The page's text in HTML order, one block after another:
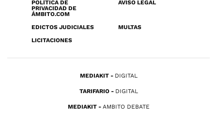
POLÍTICA DE
PRIVACIDAD DE
ÁMBITO.COM
AVISO LEGAL
EDICTOS JUDICIALES
MULTAS
LICITACIONES
MEDIAKIT DIGITAL
TARIFARIO DIGITAL
MEDIAKIT AMBITO DEBATE